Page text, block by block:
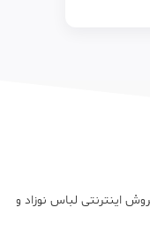
اینترنتی لباس نوزاد و